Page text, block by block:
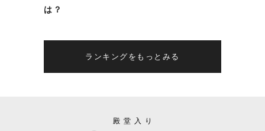
は？
ランキングをもっとみる
殿堂入り